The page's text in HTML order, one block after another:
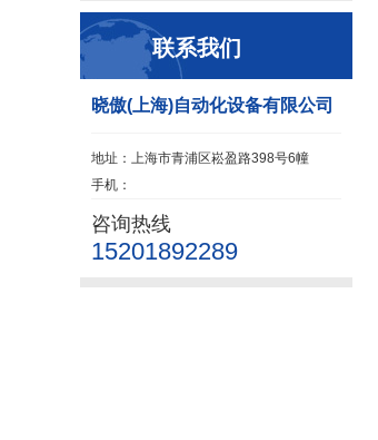
联系我们
晓傲(上海)自动化设备有限公司
地址：上海市青浦区崧盈路398号6幢
手机：
咨询热线
15201892289